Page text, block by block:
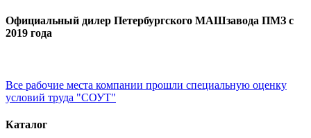
Официальный дилер Петербургского МАШзавода ПМЗ с
2019 года
Все рабочие места компании прошли специальную оценку
условий труда "СОУТ"
Каталог